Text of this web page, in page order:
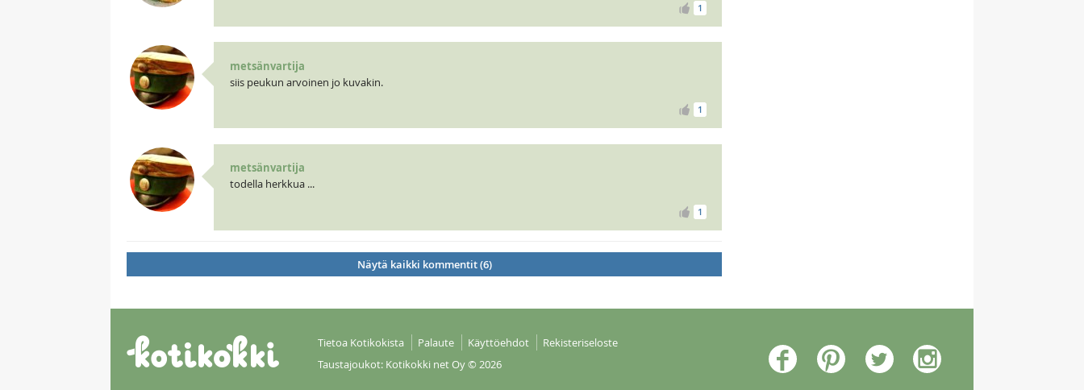
1
metsänvartija
siis peukun arvoinen jo kuvakin.
1
metsänvartija
todella herkkua ...
1
Näytä kaikki kommentit (6)
Tietoa Kotikokista Palaute Käyttöehdot
Rekisteriseloste
Taustajoukot: Kotikokki net Oy© 2026